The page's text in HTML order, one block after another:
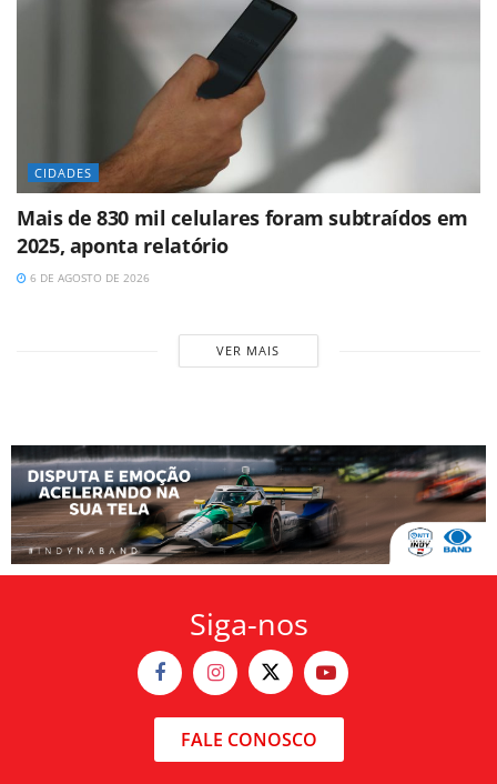
CIDADES
Mais de 830 mil celulares foram subtraídos em
2025, aponta relatório
6 DE AGOSTO DE 2026
VER MAIS
Siga-nos
FALE CONOSCO